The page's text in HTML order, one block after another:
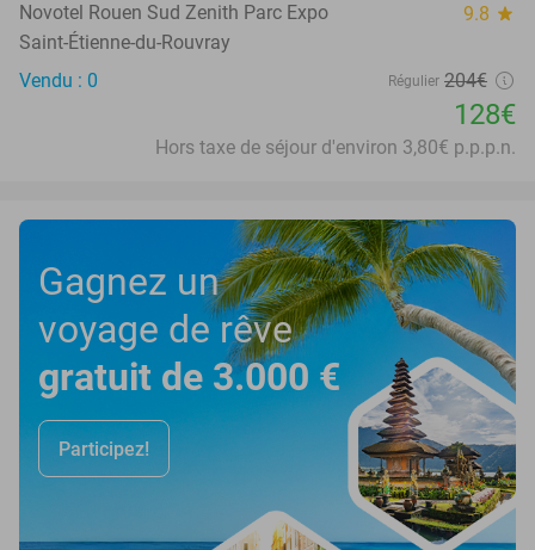
Novotel Rouen Sud Zenith Parc Expo 9.8 star
Saint-Étienne-du-Rouvray
Vendu : 0
Régulier 204€
128€
Hors taxe de séjour d'environ 3,80€ p.p.p.n.
Gagnez un
voyage de rêve
gratuit de 3.000 €
Participez!